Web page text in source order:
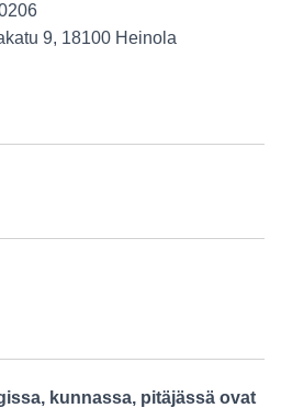
9, 18100 Heinola
kunnassa, pitäjässä ovat